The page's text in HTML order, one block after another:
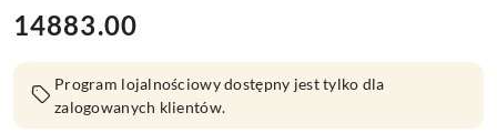
Cena:
14883.00
Program lojalnościowy dostępny jest tylko dla
zalogowanych klientów.